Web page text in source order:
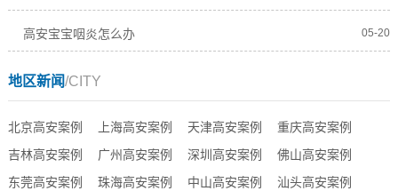
高安宝宝咽炎怎么办 05-20
地区新闻/CITY
北京高安案例 上海高安案例 天津高安案例
重庆高安案例
吉林高安案例
广州高安案例 深圳高安案例
佛山高安案例
东莞高安案例
珠海高安案例 中山高安案例
汕头高安案例